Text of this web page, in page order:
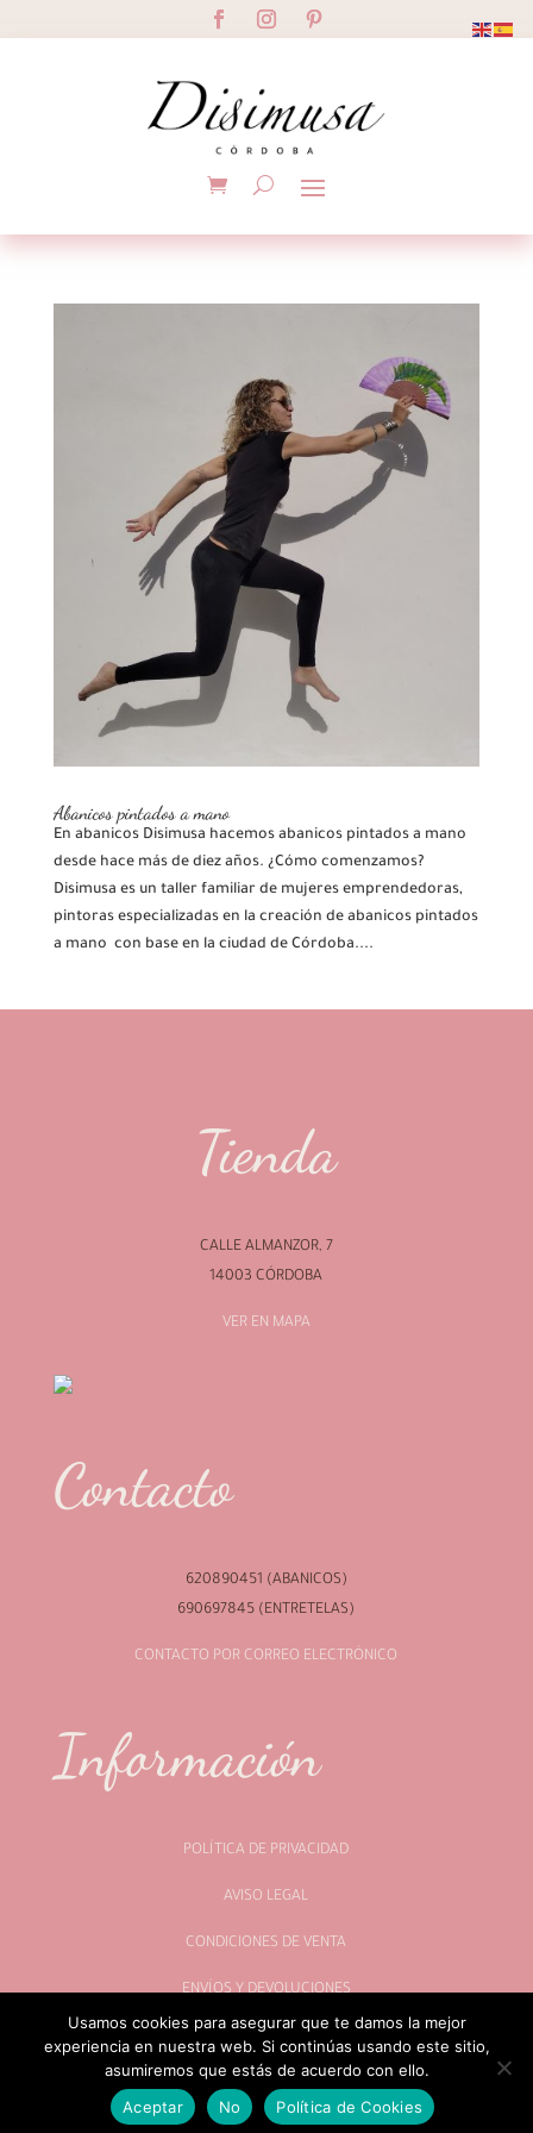
Abanicos pintados a mano
En abanicos Disimusa hacemos abanicos pintados a mano
desde hace más de diez años. ¿Cómo comenzamos?
Disimusa es un taller familiar de mujeres emprendedoras,
pintoras especializadas en la creación de abanicos pintados
a mano con base en la ciudad de Córdoba....
Tienda
CALLE ALMANZOR, 7
14003 CÓRDOBA
VER EN MAPA
Contacto
620890451 (ABANICOS)
690697845 (ENTRETELAS)
CONTACTO POR CORREO ELECTRÓNICO
Información
POLÍTICA DE PRIVACIDAD
AVISO LEGAL
CONDICIONES DE VENTA
ENVÍOS Y DEVOLUCIONES
Usamos cookies para asegurar que te damos la mejor
experiencia en nuestra web. Si continúas usando este sitio,
asumiremos que estás de acuerdo con ello.
Aceptar
No Política de Cookies